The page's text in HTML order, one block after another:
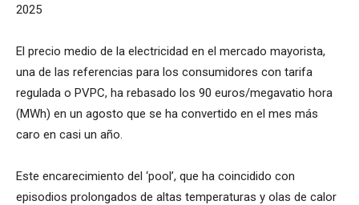
2025
El precio medio de la electricidad en el mercado mayorista,
una de las referencias para los consumidores con tarifa
regulada o PVPC, ha rebasado los 90 euros/megavatio hora
(MWh) en un agosto que se ha convertido en el mes más
caro en casi un año.
Este encarecimiento del ‘pool’, que ha coincidido con
episodios prolongados de altas temperaturas y olas de calor